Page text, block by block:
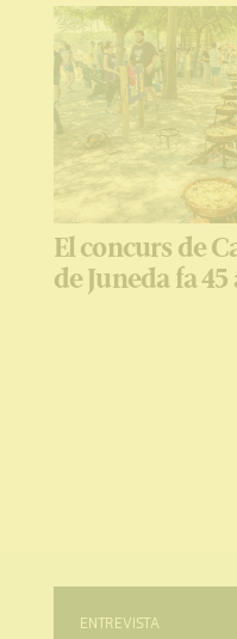
El concurs de
de Juneda fa 45
ENTREVISTA